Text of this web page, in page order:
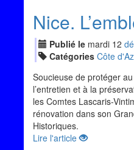
Nice.
Publié le mardi 12
Catégories Côte
Soucieuse de protéger
l’entretien et à la
les Comtes Lascaris-
rénovation dans son
Historiques.
Lire l'article